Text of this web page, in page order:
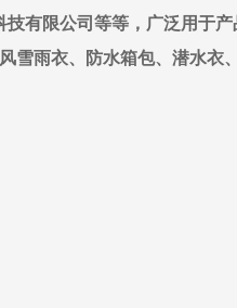
有限公司等等，广泛用于产
雪雨衣、防水箱包、潜水衣